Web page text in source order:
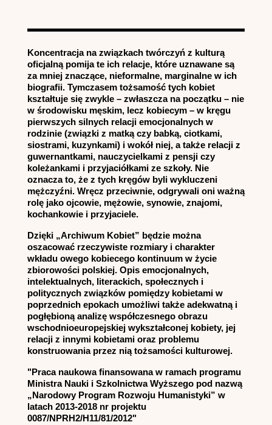
Koncentracja na związkach twórczyń z kulturą
oficjalną pomija te ich relacje, które uznawane są
za mniej znaczące, nieformalne, marginalne w ich
biografii. Tymczasem tożsamość tych kobiet
kształtuje się zwykle – zwłaszcza na początku – nie
w środowisku męskim, lecz kobiecym – w kręgu
pierwszych silnych relacji emocjonalnych w
rodzinie (związki z matką czy babką, ciotkami,
siostrami, kuzynkami) i wokół niej, a także relacji z
guwernantkami, nauczycielkami z pensji czy
koleżankami i przyjaciółkami ze szkoły. Nie
oznacza to, że z tych kręgów byli wykluczeni
mężczyźni. Wręcz przeciwnie, odgrywali oni ważną
rolę jako ojcowie, mężowie, synowie, znajomi,
kochankowie i przyjaciele.
Dzięki „Archiwum Kobiet” będzie można
oszacować rzeczywiste rozmiary i charakter
wkładu owego kobiecego kontinuum w życie
zbiorowości polskiej. Opis emocjonalnych,
intelektualnych, literackich, społecznych i
politycznych związków pomiędzy kobietami w
poprzednich epokach umożliwi także adekwatną i
pogłębioną analizę współczesnego obrazu
wschodnioeuropejskiej wykształconej kobiety, jej
relacji z innymi kobietami oraz problemu
konstruowania przez nią tożsamości kulturowej.
"Praca naukowa finansowana w ramach programu
Ministra Nauki i Szkolnictwa Wyższego pod nazwą
„Narodowy Program Rozwoju Humanistyki” w
latach 2013-2018 nr projektu
0087/NPRH2/H11/81/2012"